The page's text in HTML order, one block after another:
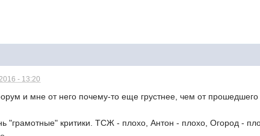
- 13:20
и мне от него почему-то еще грустнее, чем от прошедшего
"грамотные" критики. ТСЖ - плохо, Антон - плохо, Огород -